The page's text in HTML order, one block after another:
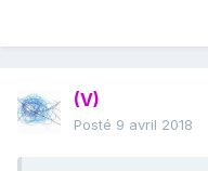
(V)
Posté 9 avril 2018